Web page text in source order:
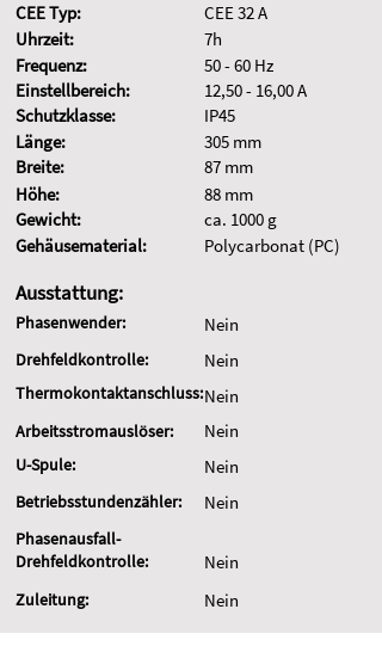
CEE Typ:
Uhrzeit:
Frequenz:
Einstellbereich:
Schutzklasse:
Länge:
Breite:
Höhe:
Gewicht:
Gehäusematerial:
CEE 32 A
7h
50 - 60 Hz
12,50 - 16,00 A
IP45
305 mm
87 mm
88 mm
ca. 1000 g
Polycarbonat (PC)
Ausstattung:
Phasenwender: Nein
Drehfeldkontrolle: Nein
Thermokontaktanschluss:Nein
Arbeitsstromauslöser:
U-Spule:
Nein
Nein
Betriebsstundenzähler: Nein
Phasenausfall-
Drehfeldkontrolle:
Nein
Zuleitung: Nein